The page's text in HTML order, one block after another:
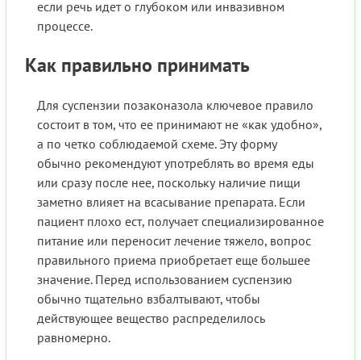
если речь идет о глубоком или инвазивном
процессе.
Как правильно принимать
Для суспензии позаконазола ключевое правило
состоит в том, что ее принимают не «как удобно»,
а по четко соблюдаемой схеме. Эту форму
обычно рекомендуют употреблять во время еды
или сразу после нее, поскольку наличие пищи
заметно влияет на всасывание препарата. Если
пациент плохо ест, получает специализированное
питание или переносит лечение тяжело, вопрос
правильного приема приобретает еще большее
значение. Перед использованием суспензию
обычно тщательно взбалтывают, чтобы
действующее вещество распределилось
равномерно.